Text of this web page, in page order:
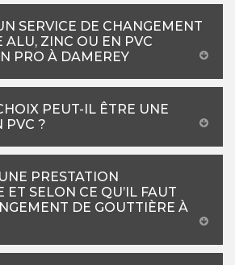
SERVICE DE CHANGEMENT
ALU, ZINC OU EN PVC
PRO À DAMEREY
PEUT-IL ÊTRE UNE
PVC ?
PRESTATION
ET SELON CE QU’IL FAUT
DE GOUTTIÈRE À